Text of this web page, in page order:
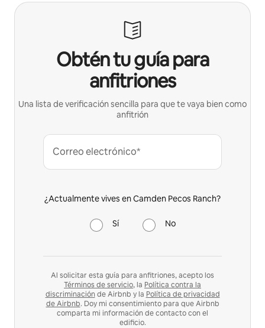
Obtén tu guía para
anfitriones
Una lista de verificación sencilla para que te vaya bien como
anfitrión
Correo electrónico*
¿Actualmente vives en Camden Pecos Ranch?
Sí No
Al solicitar esta guía para anfitriones, acepto los
Términos de servicio, la Política contra la
discriminación de Airbnb y la Política de privacidad
de Airbnb. Doy mi consentimiento para que Airbnb
comparta mi información de contacto con el
edificio.